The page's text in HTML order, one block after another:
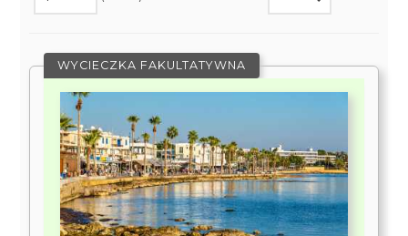
WYCIECZKA FAKULTATYWNA